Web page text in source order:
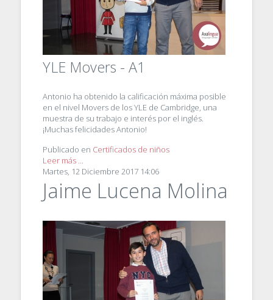
YLE Movers - A1
Antonio ha obtenido la calificación máxima posible
en el nivel Movers de los YLE de Cambridge, una
muestra de su trabajo e interés por el inglés.
¡Muchas felicidades Antonio!
Publicado en Certificados de niños
Leer más ...
Martes, 12 Diciembre 2017 14:06
Jaime Lucena Molina